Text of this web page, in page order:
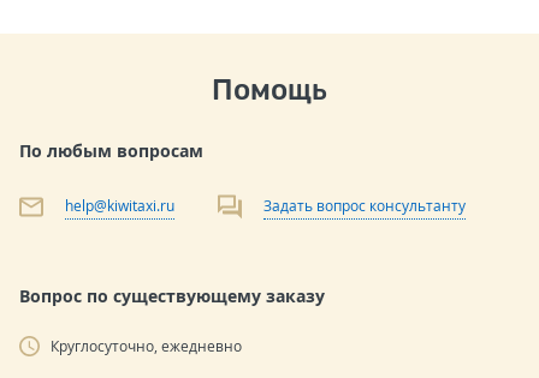
Помощь
По любым вопросам
help@kiwitaxi.ru Задать вопрос консультанту
Вопрос по существующему заказу
Круглосуточно, ежедневно